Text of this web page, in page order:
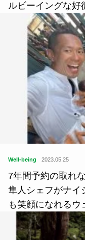
ルビーイングな好
Well-being 2023.05.25
7年間予約の取れ
隼人シェフがナイ
も笑顔になれるウ